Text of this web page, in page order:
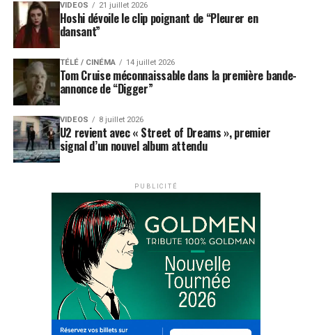
VIDEOS 21 juillet 2026
Hoshi dévoile le clip poignant de “Pleurer en
dansant”
TÉLÉ / CINÉMA 14 juillet 2026
Tom Cruise méconnaissable dans la première bande-
annonce de “Digger”
VIDEOS 8 juillet 2026
U2 revient avec « Street of Dreams », premier
signal d’un nouvel album attendu
PUBLICITÉ